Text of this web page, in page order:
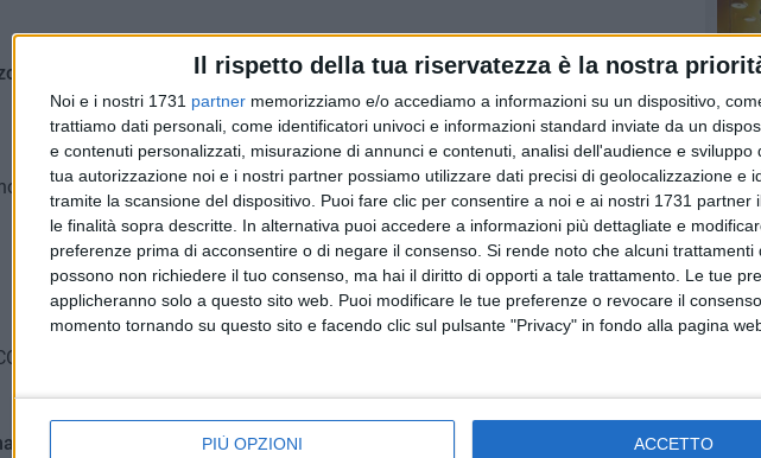
Il rispetto della tua riservatezza è la nostra
Noi e i nostri 1731 partner memorizziamo e/o accediamo a informazioni su un dispositivo,
trattiamo dati personali, come identificatori univoci e informazioni standard inviate da un
e contenuti personalizzati, misurazione di annunci e contenuti, analisi dell'audience e sviluppo
tua autorizzazione noi e i nostri partner possiamo utilizzare dati precisi di geolocalizzazione e
tramite la scansione del dispositivo. Puoi fare clic per consentire a noi e ai nostri 1731 partner
le finalità sopra descritte. In alternativa puoi accedere a informazioni più dettagliate e
preferenze prima di acconsentire o di negare il consenso. Si rende noto che alcuni trattamenti
possono non richiedere il tuo consenso, ma hai il diritto di opporti a tale trattamento. Le tue
applicheranno solo a questo sito web. Puoi modificare le tue preferenze o revocare il
momento tornando su questo sito e facendo clic sul pulsante "Privacy" in fondo alla pagina
PIÙ OPZIONI ACCETTO